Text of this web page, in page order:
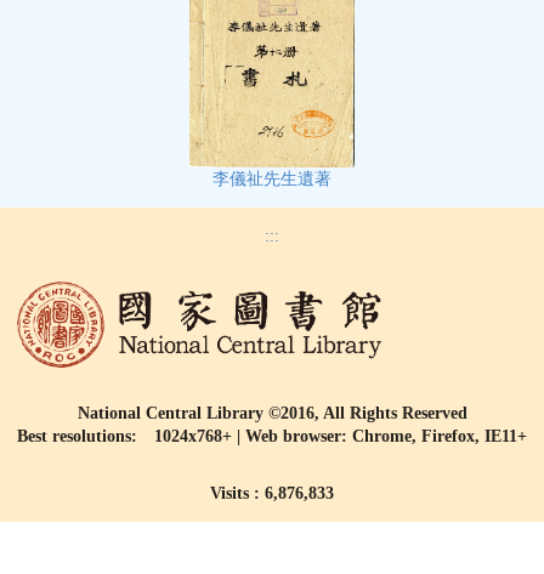
李儀祉先生遺著
:::
National Central Library ©2016, All Rights Reserved
Best resolutions: 1024x768+ | Web browser: Chrome, Firefox, IE11+
Visits : 6,876,833